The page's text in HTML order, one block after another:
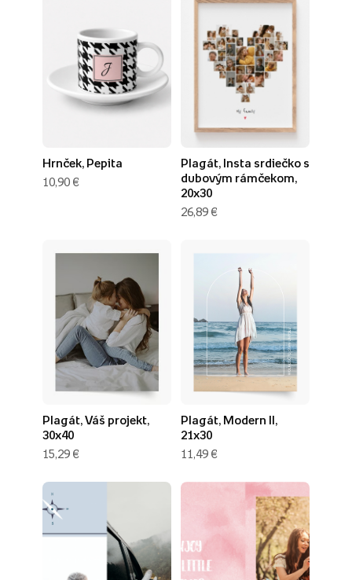
Hrnček, Pepita
10,90 €
Plagát, Insta srdiečko s
dubovým rámčekom,
20x30
26,89 €
Plagát, Váš projekt,
30x40
15,29 €
Plagát, Modern II,
21x30
11,49 €